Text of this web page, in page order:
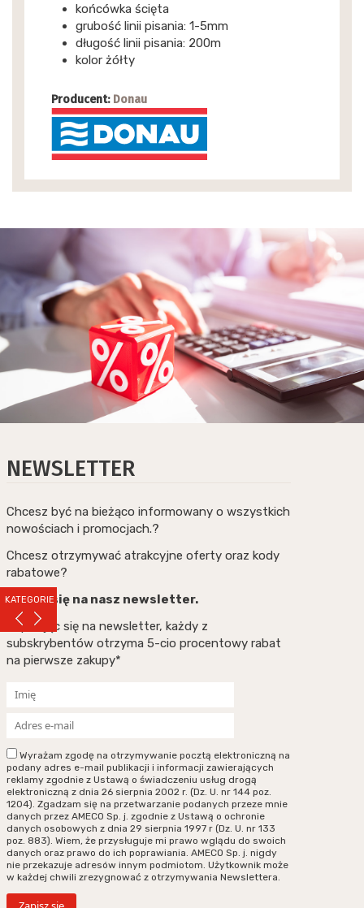
KATEGORIE
końcówka ścięta
grubość linii pisania: 1-5mm
długość linii pisania: 200m
kolor żółty
Producent: Donau
NEWSLETTER
Chcesz być na bieżąco informowany o wszystkich
nowościach i promocjach.?
Chcesz otrzymywać atrakcyjne oferty oraz kody
rabatowe?
Zapisz się na nasz newsletter.
Zapisując się na newsletter, każdy z
subskrybentów otrzyma 5-cio procentowy rabat
na pierwsze zakupy*
Wyrażam zgodę na otrzymywanie pocztą elektroniczną na
podany adres e-mail publikacji i informacji zawierających
reklamy zgodnie z Ustawą o świadczeniu usług drogą
elektroniczną z dnia 26 sierpnia 2002 r. (Dz. U. nr 144 poz.
1204). Zgadzam się na przetwarzanie podanych przeze mnie
danych przez AMECO Sp. j. zgodnie z Ustawą o ochronie
danych osobowych z dnia 29 sierpnia 1997 r (Dz. U. nr 133
poz. 883). Wiem, że przysługuje mi prawo wglądu do swoich
danych oraz prawo do ich poprawiania. AMECO Sp. j. nigdy
nie przekazuje adresów innym podmiotom. Użytkownik może
w każdej chwili zrezygnować z otrzymywania Newslettera.